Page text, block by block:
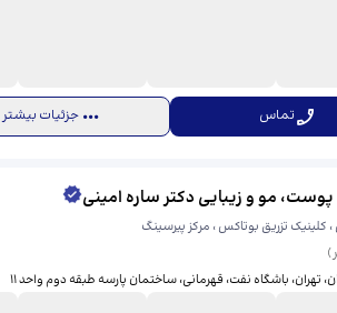
تماس جزئیات بیشتر
مو و زیبایی دکتر ساره امینی
، کلینیک تزریق بوتاکس ، مرکز پیرسینگ
تهران، باشگاه نفت، قهرمانی، ​ساختمان پارسه طبقه دوم واحد ١١